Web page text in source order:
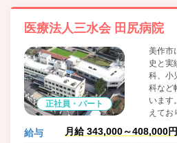
医療法人三水会 田尻病院
正社員・パート
美作市
史と実
科、小
科など
います
えてお
とし
てはワ
給与 月給 343,000～408,000円